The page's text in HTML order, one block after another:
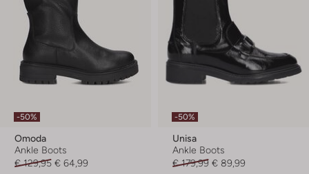
-50%
Omoda
Ankle Boots
€ 129,95 € 64,99
-50%
Unisa
Ankle Boots
€ 179,99 € 89,99